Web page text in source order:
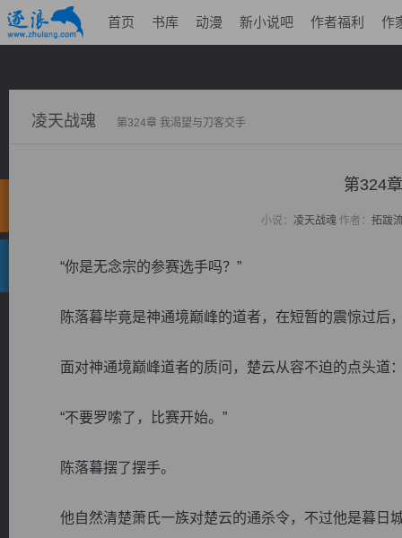
首页 书库 动漫 新小说吧 作者福利 作
凌天战魂 第324章 我渴望与刀客交手
第324
小说： 凌天战魂作者： 拓跋
“你是无念宗的参赛选手吗？”
陈落暮毕竟是神通境巅峰的道者，在短暂的震惊过后
面对神通境巅峰道者的质问，楚云从容不迫的点头道：
“不要罗嗦了，比赛开始。”
陈落暮摆了摆手。
他自然清楚萧氏一族对楚云的通杀令，不过他是暮日